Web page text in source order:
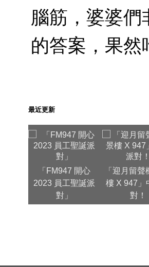
腦筋，婆婆
的答案，果
最近更新
「FM947 開心
2023 員工聖誕派
對」
「迎月留聲
樓 X 947」
對！